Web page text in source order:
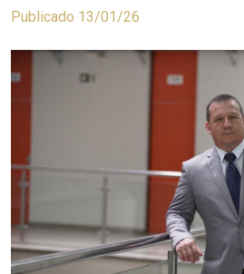
Publicado 13/01/26